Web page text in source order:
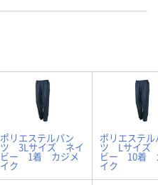
ポリエステルパン
ツ 3Lサイズ ネイ
ビー 1着 カジメ
イク
ポリエステル
ツ Lサイズ
ビー 10着
イク